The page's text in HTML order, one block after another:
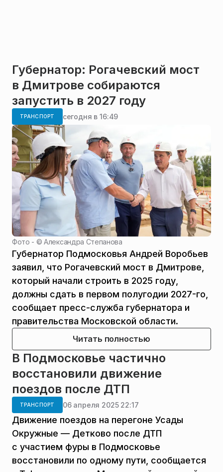
Губернатор: Рогачевский мост
в Дмитрове собираются
запустить в 2027 году
ТРАНСПОРТ сегодня в 16:49
Фото - ©Александра Степанова
Губернатор Подмосковья Андрей Воробьев
заявил, что Рогачевский мост в Дмитрове,
который начали строить в 2025 году,
должны сдать в первом полугодии 2027-го,
сообщает пресс-служба губернатора и
правительства Московской области.
Читать полностью
В Подмосковье частично
восстановили движение
поездов после ДТП
ТРАНСПОРТ 06 апреля 2025 22:17
Движение поездов на перегоне Усады
Окружные — Детково после ДТП
с участием фуры в Подмосковье
восстановили по одному пути, сообщается